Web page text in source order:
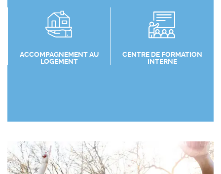
ACCOMPAGNEMENT AU
LOGEMENT
CENTRE DE FORMATION
INTERNE